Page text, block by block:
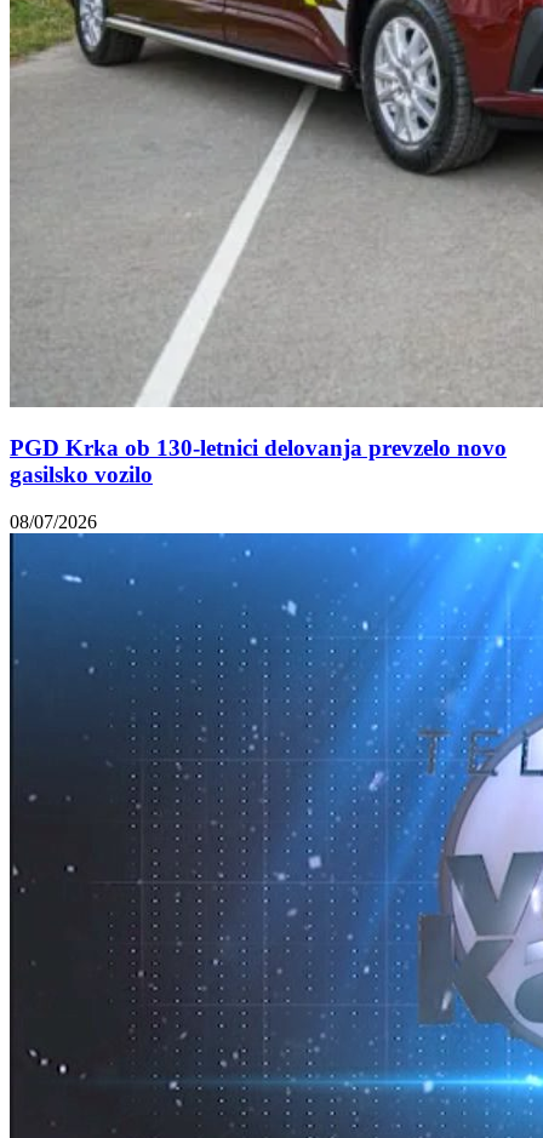
PGD Krka ob 130-letnici delovanja prevzelo novo
gasilsko vozilo
08/07/2026